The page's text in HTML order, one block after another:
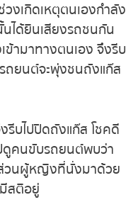
งเกิดเหตุตนเอง
ากนั้นได้ยินเสียงรถ
ะพุ่งเข้ามาทาง
ห้หลบ ก่อนที่รถยนต์
รีบไปปิดถังแก๊ส โชค
ปดูคนขับรถยนต์พบ
ถ ส่วนผู้หญิงที่นั่งมา
งมีสติอยู่